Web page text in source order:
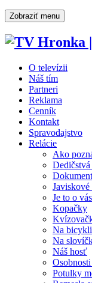
Zobraziť menu
O televízii
Náš tím
Partneri
Reklama
Cenník
Kontakt
Spravodajstvo
Relácie
Ako
Dedičstvá
Javiskové
Je to o vás
Kopačky
Na
Na
Náš hosť
Potulky